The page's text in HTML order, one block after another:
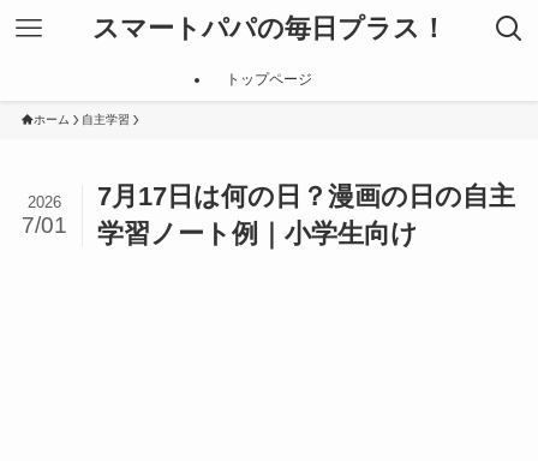
スマートパパの毎日プラス！
トップページ
ホーム 自主学習
7月17日は何の日？漫画の日の自主
学習ノート例｜小学生向け
2026
7/01